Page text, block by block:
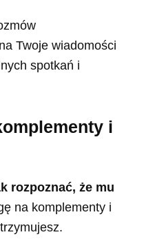
Twoje wiadomości
spotkań i
i
rozpoznać, że mu
na komplementy i